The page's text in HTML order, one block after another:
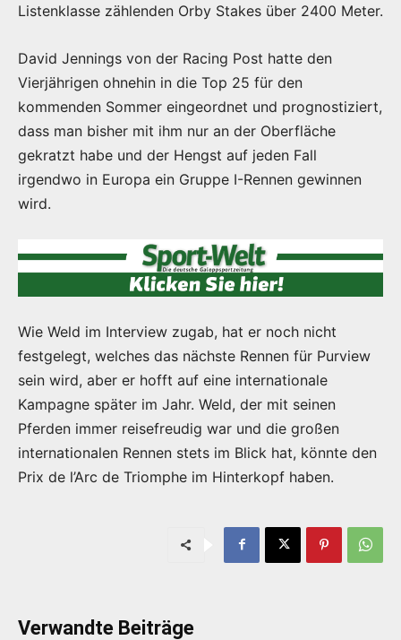
Listenklasse zählenden Orby Stakes über 2400 Meter.
David Jennings von der Racing Post hatte den
Vierjährigen ohnehin in die Top 25 für den
kommenden Sommer eingeordnet und prognostiziert,
dass man bisher mit ihm nur an der Oberfläche
gekratzt habe und der Hengst auf jeden Fall
irgendwo in Europa ein Gruppe I-Rennen gewinnen
wird.
Wie Weld im Interview zugab, hat er noch nicht
festgelegt, welches das nächste Rennen für Purview
sein wird, aber er hofft auf eine internationale
Kampagne später im Jahr. Weld, der mit seinen
Pferden immer reisefreudig war und die großen
internationalen Rennen stets im Blick hat, könnte den
Prix de l’Arc de Triomphe im Hinterkopf haben.
Verwandte Beiträge